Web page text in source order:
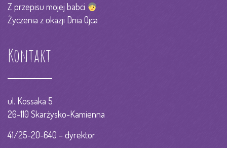
Z przepisu mojej babci
Życzenia z okazji Dnia Ojca
Kontakt
ul. Kossaka 5
26-110 Skarżysko-Kamienna
41/25-20-640 – dyrektor